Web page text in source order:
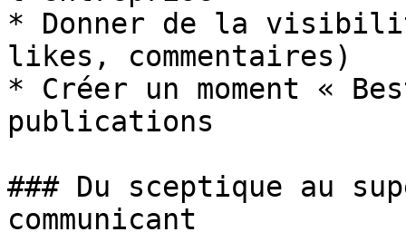
* Donner de la
likes, commentaires)
* Créer un moment «
publications
### Du sceptique au
communicant